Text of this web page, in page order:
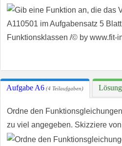
Aufgabe A6 (4 Teilaufgaben)
Ordne den
zu viel angegeben. Skizziere